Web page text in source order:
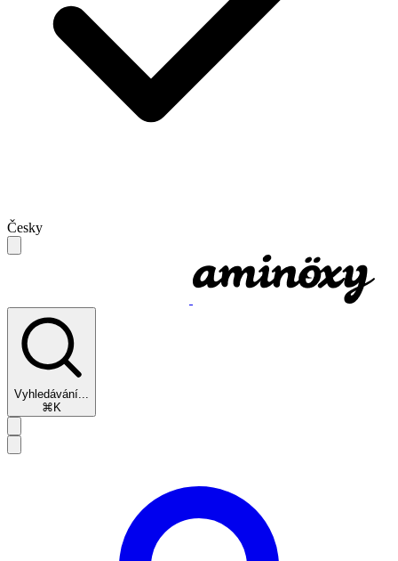
Česky
Vyhledávání...
⌘K